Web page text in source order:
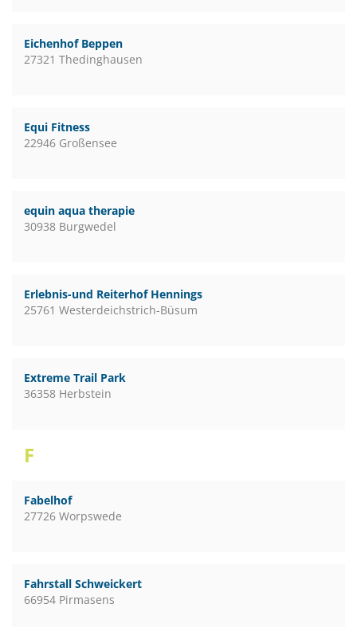
Eichenhof Beppen
27321 Thedinghausen
Equi Fitness
22946 Großensee
equin aqua therapie
30938 Burgwedel
Erlebnis-und Reiterhof Hennings
25761 Westerdeichstrich-Büsum
Extreme Trail Park
36358 Herbstein
F
Fabelhof
27726 Worpswede
Fahrstall Schweickert
66954 Pirmasens